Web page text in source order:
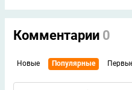
Комментарии 0
Новые Популярные